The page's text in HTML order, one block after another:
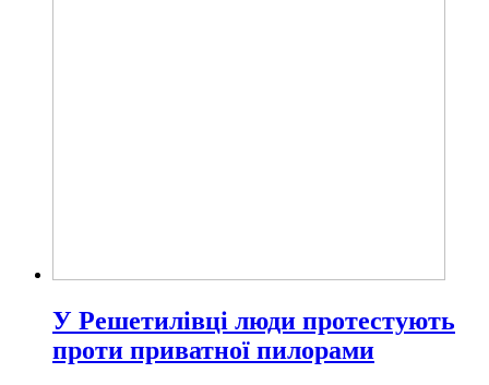
У Решетилівці люди протестують
проти приватної пилорами